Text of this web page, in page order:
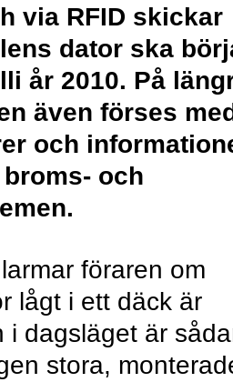
via RFID skickar
dator ska
år 2010. På
även förses
och
och
föraren om
lågt i ett däck är
i dagsläget är
stora,